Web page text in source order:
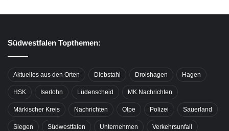
Südwestfalen Topthemen:
Aktuelles aus den Orten Diebstahl Drolshagen Hagen
HSK Iserlohn Lüdenscheid MK Nachrichten
Märkischer Kreis Nachrichten Olpe Polizei Sauerland
Siegen Südwestfalen Unternehmen Verkehrsunfall